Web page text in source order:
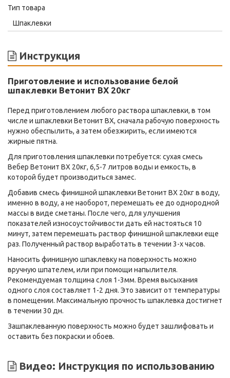
Тип товара
Шпаклевки
Инструкция
Приготовление и использование белой
шпаклевки Ветонит ВХ 20кг
Перед приготовлением любого раствора шпаклевки, в том
числе и шпаклевки Ветонит ВХ, сначала рабочую поверхность
нужно обеспылить, а затем обезжирить, если имеются
жирные пятна.
Для приготовления шпаклевки потребуется: сухая смесь
Вебер Ветонит ВХ 20кг, 6,5-7 литров воды и емкость, в
которой будет производиться замес.
Добавив смесь финишной шпаклевки Ветонит ВХ 20кг в воду,
именно в воду, а не наоборот, перемешать ее до однородной
массы в виде сметаны. После чего, для улучшения
показателей износоустойчивости дать ей настояться 10
минут, затем перемешать раствор финишной шпаклевки еще
раз. Полученный раствор выработать в течении 3-х часов.
Наносить финишную шпаклевку на поверхность можно
вручную шпателем, или при помощи напылителя.
Рекомендуемая толщина слоя 1-3мм. Время высыхания
одного слоя составляет 1-2 дня. Это зависит от температуры
в помещении. Максимальную прочность шпаклевка достигнет
в течении 30 дн.
Зашпаклеванную поверхность можно будет зашлифовать и
оставить без покраски и обоев.
Видео: Инструкция по использованию